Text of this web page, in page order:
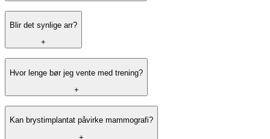
Blir det synlige arr?
+
Hvor lenge bør jeg vente med trening?
+
Kan brystimplantat påvirke mammografi?